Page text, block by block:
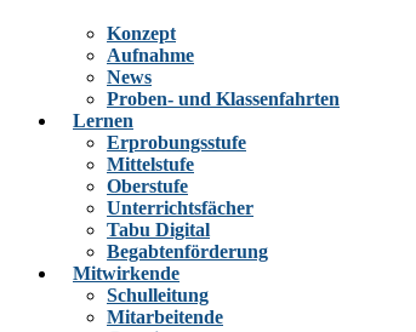
Konzept
Aufnahme
News
Proben- und Klassenfahrten
Lernen
Erprobungsstufe
Mittelstufe
Oberstufe
Unterrichtsfächer
Tabu Digital
Begabtenförderung
Mitwirkende
Schulleitung
Mitarbeitende